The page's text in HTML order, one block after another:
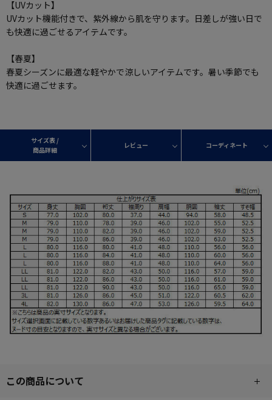
【UVカット】
UVカット機能付きで、紫外線から肌を守ります。日差しが強い日で
も快適に過ごせるアイテムです。
【春夏】
春夏シーズンに最適な軽やかで涼しいアイテムです。暑い季節でも
快適に過ごせます。
サイズ表 /
商品詳細
レビュー コーディネート
この商品について